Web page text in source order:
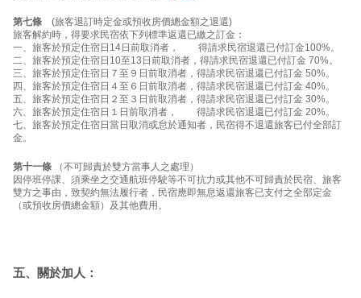
第七條 (旅客退訂時定金或預收房價總金額之退還)
旅客解約時，得要求民宿依下列標準返還已繳之訂金：
一、旅客於預定住宿日14日前取消者， 得請求民宿退還已付訂金100%。
二、旅客於預定住宿日10至13日前取消者，得請求民宿退還已付訂金 70%。
三、旅客於預定住宿日７至９日前取消者，得請求民宿退還已付訂金 50%。
四、旅客於預定住宿日４至６日前取消者，得請求民宿退還已付訂金 40%。
五、旅客於預定住宿日２至３日前取消者，得請求民宿退還已付訂金 30%。
六、旅客於預定住宿日１日前取消者， 得請求民宿退還已付訂金 20%。
七、旅客於預定住宿日當日取消或怠於通知者，民宿得不退還旅客已付全部訂
金。
第十一條 （不可歸責於雙方當事人之處理）
因停班停課、須乘坐之交通航班停駛等不可抗力或其他不可歸責於民宿、旅客
雙方之事由，致契約無法履行者，民宿應即無息返還旅客已支付之全部定金
（或預收房價總金額）及其他費用。
五、關於加人：